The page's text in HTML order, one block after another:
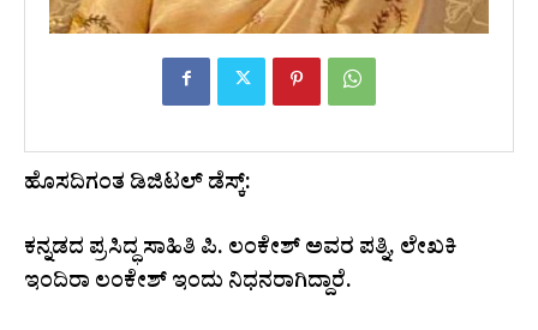
ಹೊಸದಿಗಂತ ಡಿಜಿಟಲ್‌ ಡೆಸ್ಕ್‌:
ಕನ್ನಡದ ಪ್ರಸಿದ್ಧ ಸಾಹಿತಿ ಪಿ. ಲಂಕೇಶ್‌ ಅವರ ಪತ್ನಿ, ಲೇಖಕಿ
ಇಂದಿರಾ ಲಂಕೇಶ್‌ ಇಂದು ನಿಧನರಾಗಿದ್ದಾರೆ.